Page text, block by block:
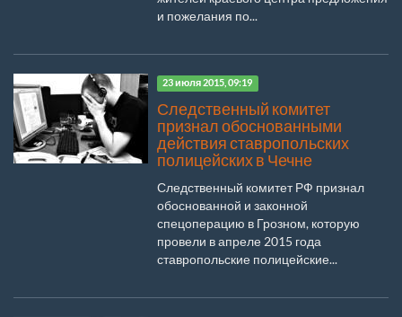
и пожелания по...
23 июля 2015, 09:19
Следственный комитет
признал обоснованными
действия ставропольских
полицейских в Чечне
Следственный комитет РФ признал
обоснованной и законной
спецоперацию в Грозном, которую
провели в апреле 2015 года
ставропольские полицейские...